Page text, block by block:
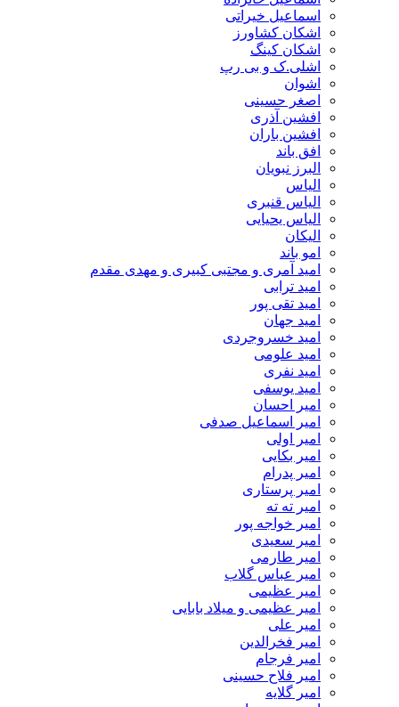
اسماعیل خیراتی
اشکان کشاورز
اشکان کینگ
اشلی.ک و بی رپ
اشوان
اصغر حسینی
افشین آذری
افشین باران
افق باند
البرز نبویان
الیاس
الیاس قنبرى
الیاس یحیایی
الیکان
امو باند
امید آمری و مجتبی کبیری و مهدى مقدم
امید ترابی
امید تقی پور
امید جهان
امید خسروجردی
امید علومی
امید نفری
امید یوسفی
امیر احسان
امیر اسماعیل صدفی
امیر اولی
امیر بکایی
امیر پدرام
امیر پرستاری
امیر ته ته
امیر خواجه پور
امیر سعیدی
امیر طارمی
امیر عباس گلاب
امیر عظیمی
امیر عظیمی و میلاد بابایی
امیر علی
امیر فخرالدین
امیر فرجام
امیر فلاح حسینی
امیر گلایه